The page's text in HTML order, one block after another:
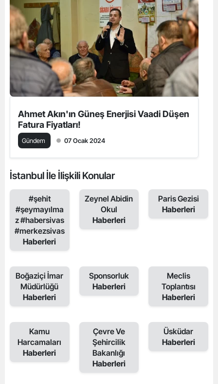
Ahmet Akın'ın Güneş Enerjisi Vaadi Düşen
Fatura Fiyatları!
Gündem 07 Ocak 2024
İstanbul İle İlişkili Konular
#şehit
#şeymayılma
z #habersivas
#merkezsivas
Haberleri
Zeynel Abidin
Okul
Haberleri
Paris Gezisi
Haberleri
Boğaziçi İmar
Müdürlüğü
Haberleri
Sponsorluk
Haberleri
Meclis
Toplantısı
Haberleri
Kamu
Harcamaları
Haberleri
Çevre Ve
Şehircilik
Bakanlığı
Haberleri
Üsküdar
Haberleri